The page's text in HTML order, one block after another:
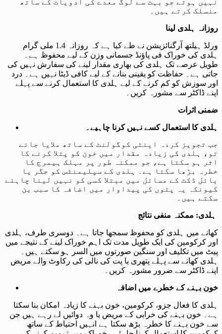
منسلک کرتے ہیں۔
روزانہ ہلدی لینا
ورلڈ ہیلتھ آرگنائزیشن نے طے کیا ہے کہ روزانہ 1.4 ملی گرام
ہلدی کی خوراک فی پاؤنڈ جسمانی وزن کے لیے محفوظ ہے۔
طویل عرصے تک ہلدی کی بھاری مقدار لینے کی سفارش نہیں کی
جاتی ہے۔ حفاظت کو یقینی بنانے کے لیے کافی ڈیٹا نہیں ہے۔ درد
اور سوزش کو کم کرنے کے لیے ہلدی کا استعمال کرنے سے پہلے
اپنے ڈاکٹر سے مشورہ کریں۔
ضمنی اثرات
ہلدی کا استعمال کسے نہیں کرنا چاہیے۔
جب تجویز کردہ اینٹی کوگولنٹ کے ساتھ ملایا جائے
تو، ہلدی کی زیادہ مقدار میں خون کو پتلا کرنے کا
اثر ہو سکتا ہے، جو ممکنہ طور پر مہلک ہیمرج کا
خطرہ بڑھا سکتا ہے۔ ہلدی کے سپلیمنٹس کو جگر یا
بائل ڈکٹ کے مسائل میں مبتلا کسی کو نہیں لینا چاہئے
کیونکہ یہ پتوں کی پیداوار میں اضافہ کا سبب بن
سکتے ہیں۔
کھانے میں ہلدی کو محفوظ سمجھا جاتا ہے۔ دوسری طرف، ہلدی
اور کرکومین کی ایک طویل مدت تک اہم خوراک لینے کے نتیجے میں
پیٹ میں تکلیف اور سنگین صورتوں میں السر ہو سکتے ہیں۔
ہلدی کھانے سے پہلے پتھری یا پت کی نالی کی رکاوٹ والے مریض
اپنے ڈاکٹر سے ضرور مشورہ کریں۔
خون بہنے کے خطرے میں اضافہ
ہلدی کا فعال جزو، کرکومین، خون بہنے کا زیادہ امکان بنا سکتا
ہے۔ خون بہنے کی خرابی کے مریض یا وہ دوائیں لے رہے ہیں جن
سے خون بہنے کا خطرہ بڑھ سکتا ہے انہیں احتیاط کے ساتھ